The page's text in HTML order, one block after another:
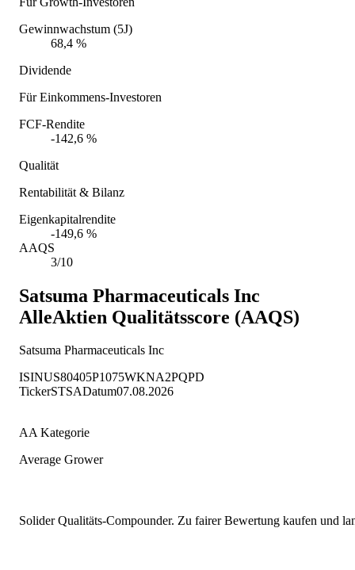
Gewinnwachstum (5J)
68,4 %
Dividende
Für Einkommens-Investoren
FCF-Rendite
-142,6 %
Qualität
Rentabilität & Bilanz
Eigenkapitalrendite
-149,6 %
AAQS
3/10
Satsuma Pharmaceuticals Inc
AlleAktien Qualitätsscore (AAQS)
Satsuma Pharmaceuticals Inc
ISINUS80405P1075WKNA2PQPD
TickerSTSADatum07.08.2026
AA Kategorie
Average Grower
Solider Qualitäts-Compounder. Zu fairer Bewertung kaufen und